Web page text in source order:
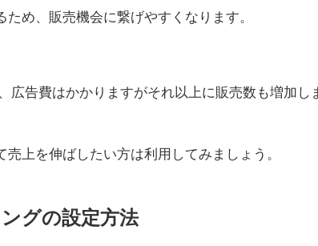
め、販売機会に繋げやすくなります。
広告費はかかりますがそれ以上に販売数も増加し
上を伸ばしたい方は利用してみましょう。
グの設定方法